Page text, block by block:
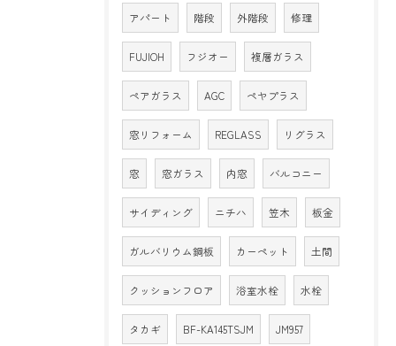
アパート 階段 外階段 修理
FUJIOH フジオー 複層ガラス
ペアガラス AGC ペヤプラス
窓リフォーム REGLASS リグラス
窓 窓ガラス 内窓 バルコニー
サイディング ニチハ 笠木 板金
ガルバリウム鋼板 カーペット 土間
クッションフロア 浴室水栓 水栓
タカギ BF-KA145TSJM JM957